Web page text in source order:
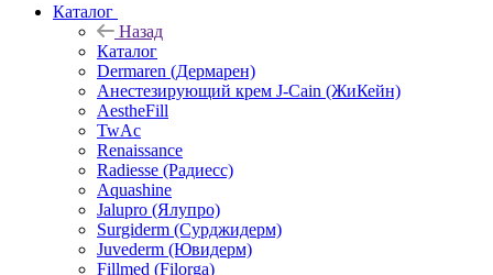
Каталог
Назад
Каталог
Dermaren (Дермарен)
Анестезирующий крем J-Cain (ЖиКейн)
AestheFill
TwAc
Renaissance
Radiesse (Радиесс)
Aquashine
Jalupro (Ялупро)
Surgiderm (Сурджидерм)
Juvederm (Ювидерм)
Fillmed (Filorga)